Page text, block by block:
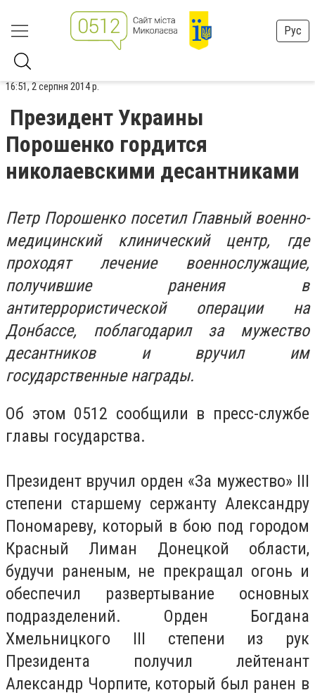
Рус
16:51, 2 серпня 2014 р.
Президент Украины
Порошенко гордится
николаевскими десантниками
Петр Порошенко посетил Главный военно-
медицинский клинический центр, где
проходят лечение военнослужащие,
получившие ранения в
антитеррористической операции на
Донбассе, поблагодарил за мужество
десантников и вручил им
государственные награды.
Об этом 0512 сообщили в пресс-службе
главы государства.
Президент вручил орден «За мужество» III
степени старшему сержанту Александру
Пономареву, который в бою под городом
Красный Лиман Донецкой области,
будучи раненым, не прекращал огонь и
обеспечил развертывание основных
подразделений. Орден Богдана
Хмельницкого III степени из рук
Президента получил лейтенант
Александр Чорпите, который был ранен в